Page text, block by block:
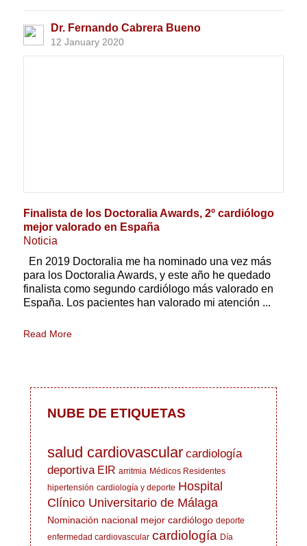
Dr. Fernando Cabrera Bueno
12 January 2020
Finalista de los Doctoralia Awards, 2º cardiólogo
mejor valorado en España
Noticia
En 2019 Doctoralia me ha nominado una vez más
para los Doctoralia Awards, y este año he quedado
finalista como segundo cardiólogo más valorado en
España. Los pacientes han valorado mi atención ...
Read More
NUBE DE ETIQUETAS
salud cardiovascular cardiología
deportiva EIR arritmia Médicos Residentes
hipertensión cardiología y deporte Hospital
Clínico Universitario de Málaga
Nominación nacional mejor cardiólogo deporte
enfermedad cardiovascular cardiología Día